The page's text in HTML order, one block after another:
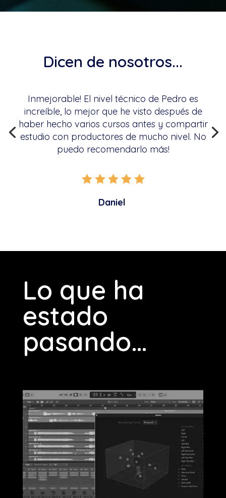
Dicen de nosotros...
Inmejorable! El nivel técnico de Pedro es
increíble, lo mejor que he visto después de
haber hecho varios cursos antes y compartir
estudio con productores de mucho nivel. No
puedo recomendarlo más!
Daniel
Lo que ha
estado
pasando…